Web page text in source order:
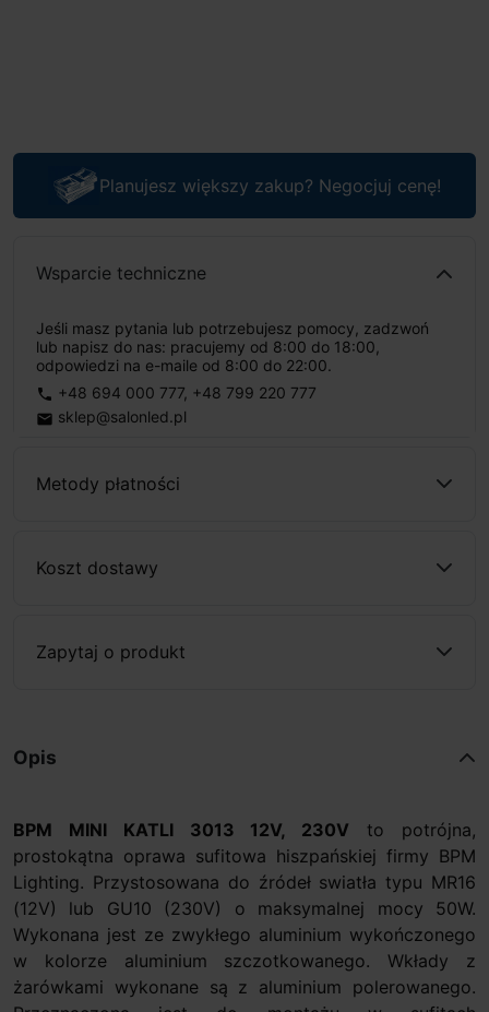
Planujesz większy zakup? Negocjuj cenę!
Wsparcie techniczne
Jeśli masz pytania lub potrzebujesz pomocy, zadzwoń
lub napisz do nas: pracujemy od 8:00 do 18:00,
odpowiedzi na e-maile od 8:00 do 22:00.
phone +48 694 000 777, +48 799 220 777
email sklep@salonled.pl
Metody płatności
Koszt dostawy
Zapytaj o produkt
Opis
BPM MINI KATLI 3013 12V, 230V to potrójna,
prostokątna oprawa sufitowa hiszpańskiej firmy BPM
Lighting. Przystosowana do źródeł swiatła typu MR16
(12V) lub GU10 (230V) o maksymalnej mocy 50W.
Wykonana jest ze zwykłego aluminium wykończonego
w kolorze aluminium szczotkowanego. Wkłady z
żarówkami wykonane są z aluminium polerowanego.